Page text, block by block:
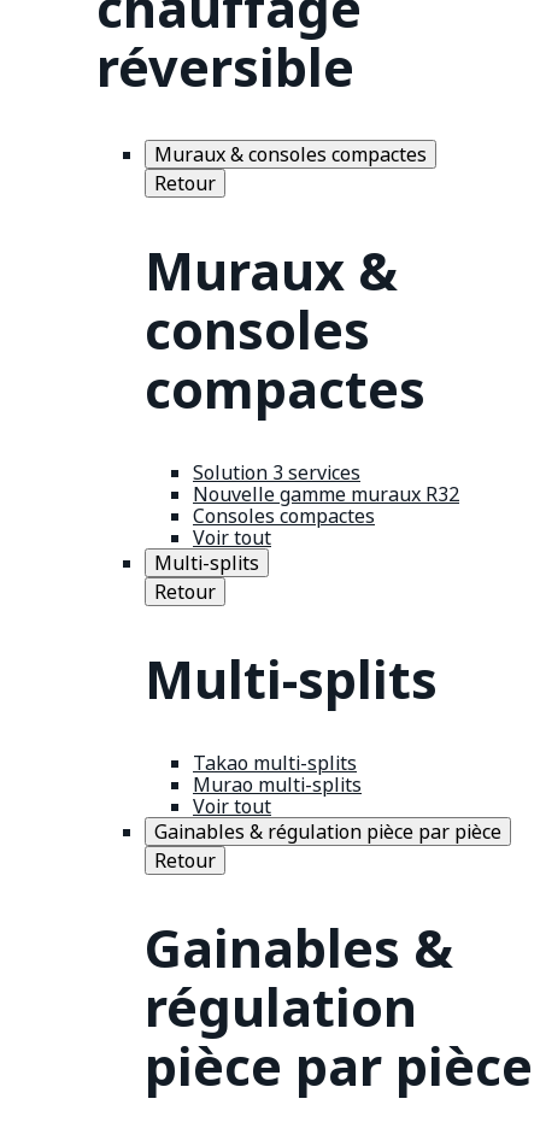
réversible
Muraux & consoles compactes
Retour
Muraux &
consoles
compactes
Solution 3 services
Nouvelle gamme muraux R32
Consoles compactes
Voir tout
Multi-splits
Retour
Multi-splits
Takao multi-splits
Murao multi-splits
Voir tout
Gainables & régulation pièce par pièce
Retour
Gainables &
régulation
pièce par pièce